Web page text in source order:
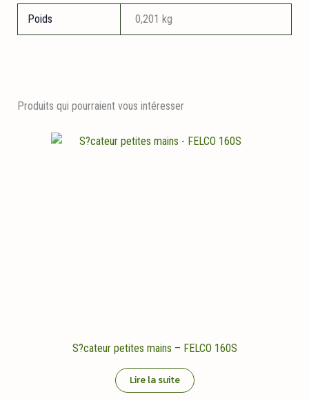
Poids 0,201 kg
Produits qui pourraient vous intéresser
S?cateur petites mains – FELCO 160S
Lire la suite